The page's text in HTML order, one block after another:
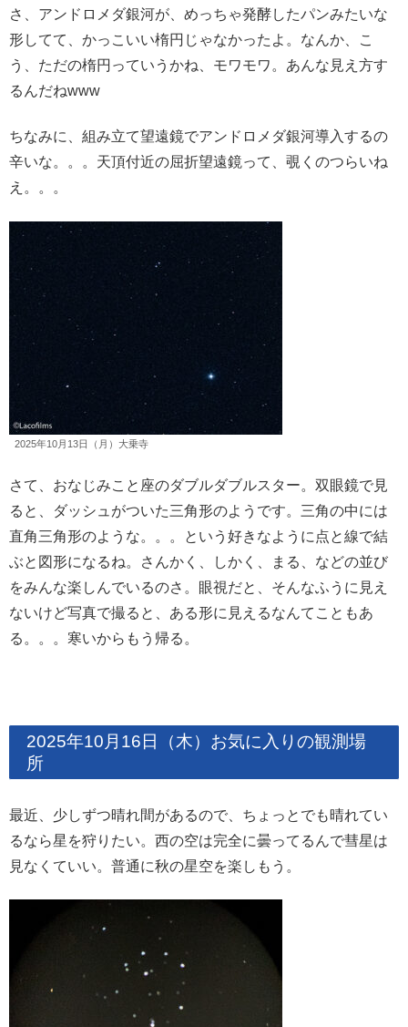
さ、アンドロメダ銀河が、めっちゃ発酵したパンみたいな
形してて、かっこいい楕円じゃなかったよ。なんか、こ
う、ただの楕円っていうかね、モワモワ。あんな見え方す
るんだねwww
ちなみに、組み立て望遠鏡でアンドロメダ銀河導入するの
辛いな。。。天頂付近の屈折望遠鏡って、覗くのつらいね
え。。。
2025年10月13日（月）大乗寺
さて、おなじみこと座のダブルダブルスター。双眼鏡で見
ると、ダッシュがついた三角形のようです。三角の中には
直角三角形のような。。。という好きなように点と線で結
ぶと図形になるね。さんかく、しかく、まる、などの並び
をみんな楽しんでいるのさ。眼視だと、そんなふうに見え
ないけど写真で撮ると、ある形に見えるなんてこともあ
る。。。寒いからもう帰る。
2025年10月16日（木）お気に入りの観測場
所
最近、少しずつ晴れ間があるので、ちょっとでも晴れてい
るなら星を狩りたい。西の空は完全に曇ってるんで彗星は
見なくていい。普通に秋の星空を楽しもう。